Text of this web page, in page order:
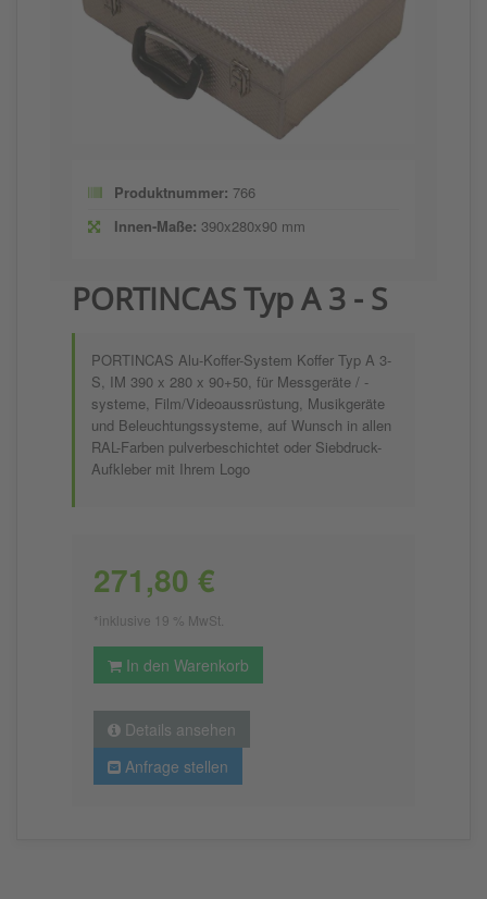
Produktnummer: 766
Innen-Maße: 390x280x90 mm
PORTINCAS Typ A 3 - S
PORTINCAS Alu-Koffer-System Koffer Typ A 3-
S, IM 390 x 280 x 90+50, für Messgeräte / -
systeme, Film/Videoaussrüstung, Musikgeräte
und Beleuchtungssysteme, auf Wunsch in allen
RAL-Farben pulverbeschichtet oder Siebdruck-
Aufkleber mit Ihrem Logo
271,80 €
*inklusive 19 % MwSt.
In den Warenkorb
Details ansehen
Anfrage stellen